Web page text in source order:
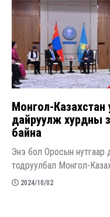
​Монгол-Казахстан
дайруулж хурдны
байна
Энэ бол Оросын нутгаар
тодруулбал Монгол-
2024/10/02